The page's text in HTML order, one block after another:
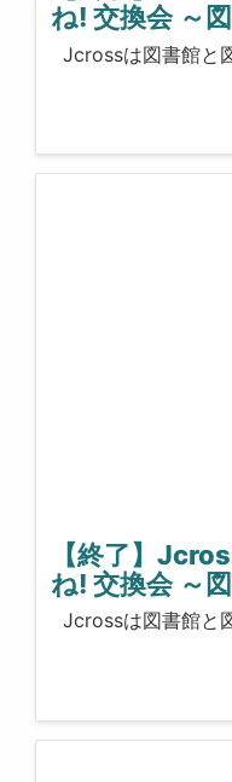
ね! 交換会 ～
Jcrossは図書館と
【終了】
ね! 交換会 ～
Jcrossは図書館と